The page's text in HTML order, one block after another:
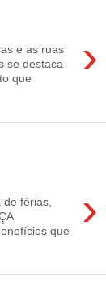
›
e as ruas
se destaca
que
›
de férias,
que